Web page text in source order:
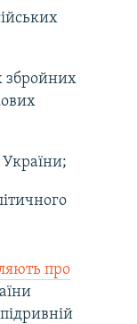
збройних
України;
про